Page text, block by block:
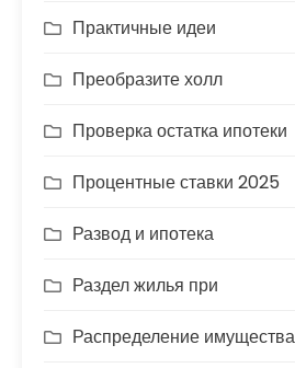
Практичные идеи
Преобразите холл
Проверка остатка ипотеки
Процентные ставки 2025
Развод и ипотека
Раздел жилья при
Распределение